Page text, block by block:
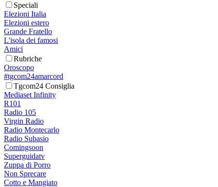
Speciali
Elezioni Italia
Elezioni estero
Grande Fratello
L'isola dei famosi
Amici
Rubriche
Oroscopo
#tgcom24amarcord
Tgcom24 Consiglia
Mediaset Infinity
R101
Radio 105
Virgin Radio
Radio Montecarlo
Radio Subasio
Comingsoon
Superguidatv
Zuppa di Porro
Non Sprecare
Cotto e Mangiato